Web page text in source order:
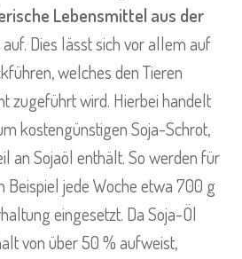
Lebensmittel aus der
auf. Dies lässt sich vor allem auf
welches den Tieren
zugeführt wird. Hierbei handelt
kostengünstigen Soja-Schrot,
an Sojaöl enthält. So werden für
Beispiel jede Woche etwa 700 g
eingesetzt. Da Soja-Öl
von über 50 % aufweist,